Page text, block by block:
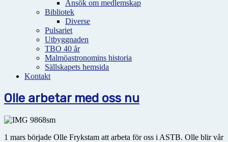
Ansök om medlemskap
Bibliotek
Diverse
Pulsariet
Utbyggnaden
TBO 40 år
Malmöastronomins historia
Sällskapets hemsida
Kontakt
Olle arbetar med oss nu
1 mars började Olle Frykstam att arbeta för oss i ASTB. Olle blir vår